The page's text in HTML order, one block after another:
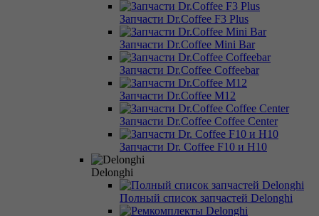
Запчасти Dr.Coffee F3 Plus
Запчасти Dr.Coffee Mini Bar
Запчасти Dr.Coffee Coffeebar
Запчасти Dr.Coffee M12
Запчасти Dr.Coffee Coffee Center
Запчасти Dr. Coffee F10 и H10
Delonghi
Полный список запчастей Delonghi